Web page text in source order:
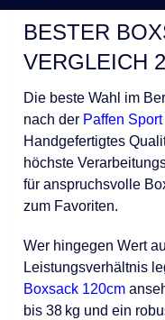
BESTER
VERGLEICH
Die beste Wahl im
nach der Paffen
Handgefertigtes
höchste
für anspruchsvolle
zum Favoriten.
Wer hingegen Wert
Leistungsverhältnis
Boxsack 120cm
bis 38 kg und ein